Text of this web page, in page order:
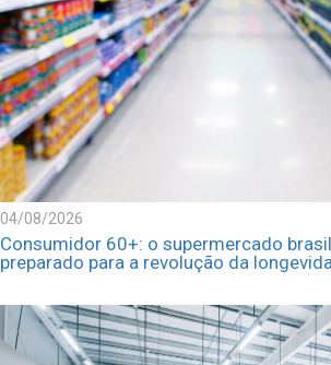
04/08/2026
Consumidor 60+: o supermercado
preparado para a revolução da